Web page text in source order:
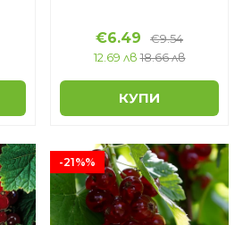
€6.49
€9.54
12.69 лв 18.66 лв
КУПИ
-21%%